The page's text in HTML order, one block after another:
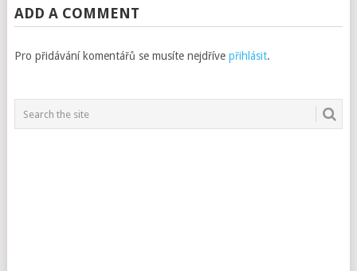
ADD A COMMENT
Pro přidávání komentářů se musíte nejdříve přihlásit.